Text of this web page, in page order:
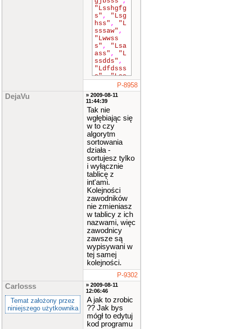
"Lsshgfg
s" ,
"Lsg
hss" ,
"L
sssaw" ,
"Lwwss
s" ,
"Lsa
ass" ,
"L
ssdds" ,
"Ldfdsss
s", "Lss
};
intum_z
aw[
12
]
intst
12 ],jz
[ 12
si[
12
],re[ 1
2 ] ,
12 ],ko
[ 12 ];
voidzam
ien(
&a, int
&b)
{
int
temp =
a;
a=
b;
b=
temp;
}
voidsor
towanie_
przez_wy
bor(
um_zaw
[],
int
n)
{
P-8958
DejaVu
» 2009-08-11
11:44:39
Tak nie
wgłębiając się
w to czy
algorytm
sortowania
działa -
sortujesz tylko
i wyłącznie
tablicę z
int'ami.
Kolejności
zawodników
nie zmieniasz
w tablicy z ich
nazwami, więc
zawodnicy
zawsze są
wypisywani w
tej samej
kolejności.
P-9302
Carlosss
Temat założony przez
niniejszego użytkownika
» 2009-08-11
12:06:46
A jak to zrobic
?? Jak bys
mógł to edytuj
kod programu